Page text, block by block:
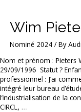
Wim
Nominé 2024 / By
Nom et prénom : Pieters
29/09/1996 Statut ?
professionnel : J’ai
intégré leur bureau
l’industrialisation de la
CIRCL, …